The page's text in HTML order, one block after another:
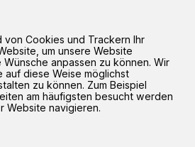
von Cookies und Trackern Ihr
um unsere Website
anpassen zu können. Wir
auf diese Weise möglichst
zu können. Zum Beispiel
am häufigsten besucht werden
Website navigieren.